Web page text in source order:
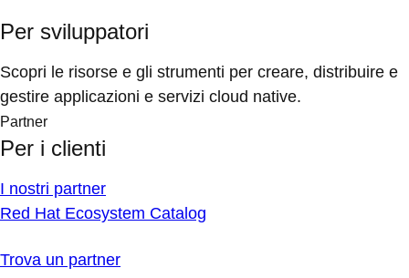
Per sviluppatori
Scopri le risorse e gli strumenti per creare, distribuire e
gestire applicazioni e servizi cloud native.
Partner
Per i clienti
I nostri partner
Red Hat Ecosystem Catalog
Trova un partner